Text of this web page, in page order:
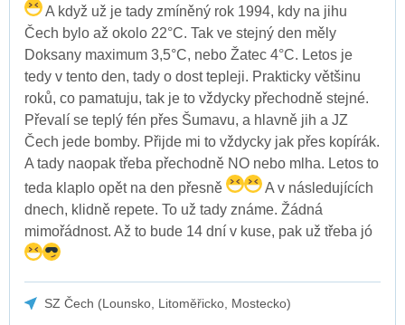
A když už je tady zmíněný rok 1994, kdy na jihu
Čech bylo až okolo 22°C. Tak ve stejný den měly
Doksany maximum 3,5°C, nebo Žatec 4°C. Letos je
tedy v tento den, tady o dost tepleji. Prakticky většinu
roků, co pamatuju, tak je to vždycky přechodně stejné.
Převalí se teplý fén přes Šumavu, a hlavně jih a JZ
Čech jede bomby. Přijde mi to vždycky jak přes kopírák.
A tady naopak třeba přechodně NO nebo mlha. Letos to
teda klaplo opět na den přesně
A v následujících
dnech, klidně repete. To už tady známe. Žádná
mimořádnost. Až to bude 14 dní v kuse, pak už třeba jó
SZ Čech (Lounsko, Litoměřicko, Mostecko)